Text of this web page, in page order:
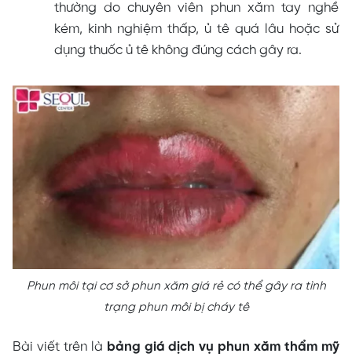
thường do chuyên viên phun xăm tay nghề
kém, kinh nghiệm thấp, ủ tê quá lâu hoặc sử
dụng thuốc ủ tê không đúng cách gây ra.
Phun môi tại cơ sở phun xăm giá rẻ có thể gây ra tình
trạng phun môi bị cháy tê
Bài viết trên là bảng giá dịch vụ phun xăm thẩm mỹ